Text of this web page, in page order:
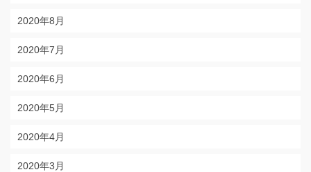
2020年8月
2020年7月
2020年6月
2020年5月
2020年4月
2020年3月